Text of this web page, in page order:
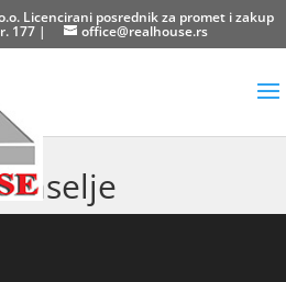
Licencirani posrednik za promet i zakup
177 | office@realhouse.rs